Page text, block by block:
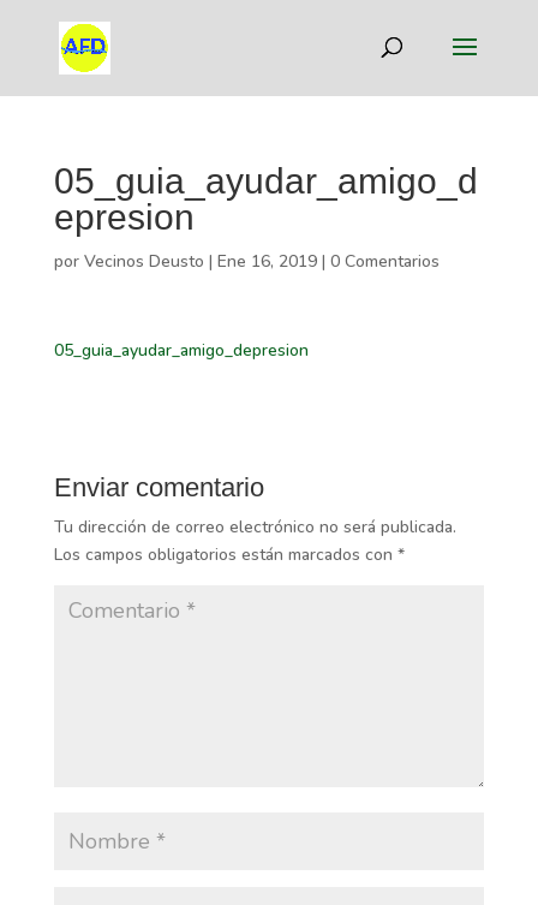
05_guia_ayudar_amigo_d
epresion
por Vecinos Deusto | Ene 16, 2019| 0 Comentarios
05_guia_ayudar_amigo_depresion
Enviar comentario
Tu dirección de correo electrónico no será publicada.
Los campos obligatorios están marcados con *